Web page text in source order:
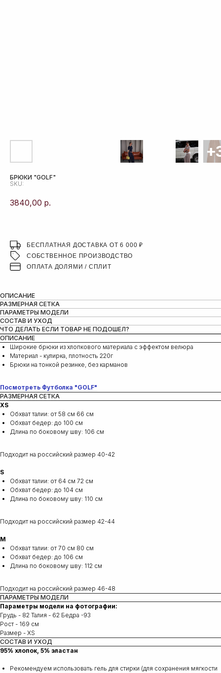
БРЮКИ "GOLF"
SKU:
3840,00 р.
БЕСПЛАТНАЯ ДОСТАВКА ОТ 6 000 ₽
СОБСТВЕННОЕ ПРОИЗВОДСТВО
ОПЛАТА ДОЛЯМИ / СПЛИТ
ОПИСАНИЕ
РАЗМЕРНАЯ СЕТКА
ПАРАМЕТРЫ МОДЕЛИ
СОСТАВ И УХОД
ЧТО ДЕЛАТЬ ЕСЛИ ТОВАР НЕ ПОДОШЕЛ?
ОПИСАНИЕ
Широкие брюки из хлопкового материала с эффектом велюра
Материал - кулирка, плотность 220г
Брюки на тонкой резинке, без карманов
Посмотреть Футболка "GOLF"
РАЗМЕРНАЯ СЕТКА
XS
Обхват талии: от 58 см 66 см
Обхват бедер: до 100 см
Длина по боковому шву: 106 см
Подходит на российский размер 40-42
S
Обхват талии: от 64 см 72 см
Обхват бедер: до 104 см
Длина по боковому шву: 110 см
Подходит на российский размер 42-44
М
Обхват талии: от 70 см 80 см
Обхват бедер: до 106 см
Длина по боковому шву: 112 см
Подходит на российский размер 46-48
ПАРАМЕТРЫ МОДЕЛИ
Параметры модели на фотографии:
Грудь - 82 Талия - 62 Бедра -93
Рост - 169 см
Размер - XS
СОСТАВ И УХОД
95% хлопок, 5% эластан
Рекомендуем использовать гель для стирки (для сохранения мягкости